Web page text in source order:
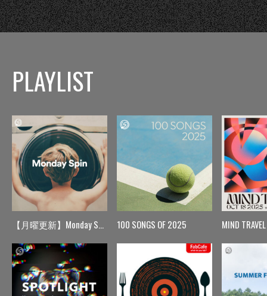
PLAYLIST
【月曜更新】Monday Spin 100 SONGS OF 2025 MIND TRAVEL